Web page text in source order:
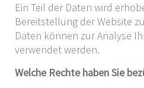
Ein Teil der Daten wird
Bereitstellung der Website
Daten können zur Analyse
verwendet werden.
Welche Rechte haben Sie